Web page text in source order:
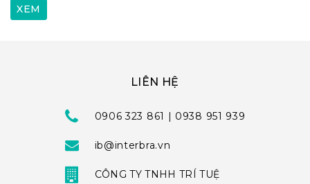
LIÊN HỆ
0906 323 861 | 0938 951 939
ib@interbra.vn
CÔNG TY TNHH TRÍ TUỆ